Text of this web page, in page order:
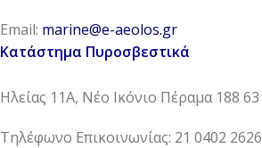
Email: marine@e-aeolos.gr
Κατάστημα Πυροσβεστικά
Ηλείας 11Α, Νέο Ικόνιο Πέραμα 188 63
Τηλέφωνο Επικοινωνίας: 21 0402 2626